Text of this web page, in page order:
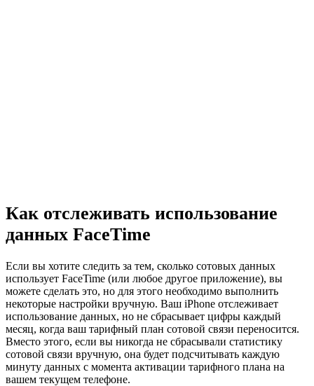
Как отслеживать использование
данных FaceTime
Если вы хотите следить за тем, сколько сотовых данных
использует FaceTime (или любое другое приложение), вы
можете сделать это, но для этого необходимо выполнить
некоторые настройки вручную. Ваш iPhone отслеживает
использование данных, но не сбрасывает цифры каждый
месяц, когда ваш тарифный план сотовой связи переносится.
Вместо этого, если вы никогда не сбрасывали статистику
сотовой связи вручную, она будет подсчитывать каждую
минуту данных с момента активации тарифного плана на
вашем текущем телефоне.